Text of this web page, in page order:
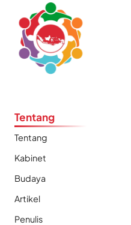
Tentang
Tentang
Kabinet
Budaya
Artikel
Penulis